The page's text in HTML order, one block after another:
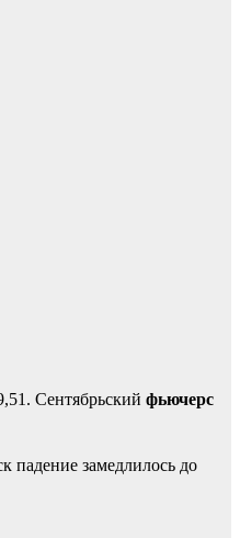
Сентябрьский фьючерс
падение замедлилось до